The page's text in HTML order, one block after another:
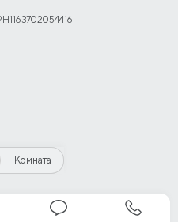
Комната
1163702054416